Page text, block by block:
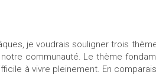
je voudrais souligner trois
communauté. Le thème
à vivre pleinement. En